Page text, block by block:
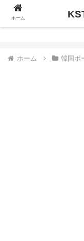
ホーム 韓国ボ
ホーム